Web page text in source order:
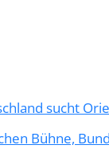
sucht
Bühne,